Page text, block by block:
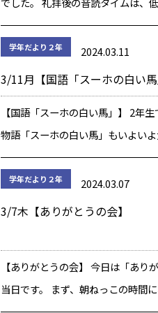
でした。 今回発表したのは「せか
冒頭、リズムとオノマトペが特徴
学年だより２年 2024.03.11
3/11月【国語「スーホの白い
【国語「スーホの白い馬」】 2年
物語「スーホの白い馬」もいよい
す。 今日は「スーホの白い馬」の
ホが「お話が終わった後、スーホ
学年だより２年 2024.03.07
3/7木【ありがとうの会】
【ありがとうの会】 今日は「あり
当日です。 まず、朝ねっこの時間